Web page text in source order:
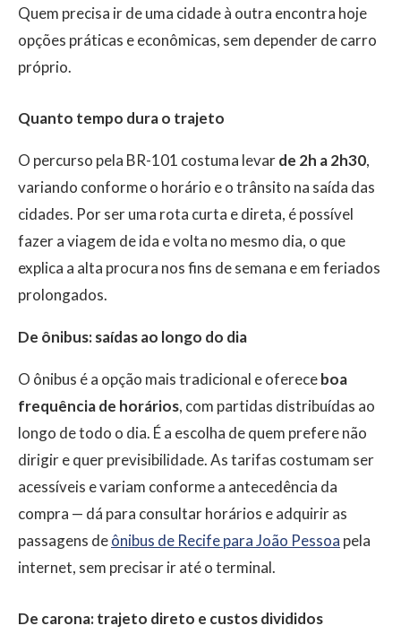
Quem precisa ir de uma cidade à outra encontra hoje
opções práticas e econômicas, sem depender de carro
próprio.
Quanto tempo dura o trajeto
O percurso pela BR-101 costuma levarde 2h a 2h30,
variando conforme o horário e o trânsito na saída das
cidades. Por ser uma rota curta e direta, é possível
fazer a viagem de ida e volta no mesmo dia, o que
explica a alta procura nos fins de semana e em feriados
prolongados.
De ônibus: saídas ao longo do dia
O ônibus é a opção mais tradicional e ofereceboa
frequência de horários, com partidas distribuídas ao
longo de todo o dia. É a escolha de quem prefere não
dirigir e quer previsibilidade. As tarifas costumam ser
acessíveis e variam conforme a antecedência da
compra — dá para consultar horários e adquirir as
passagens deônibus de Recife para João Pessoa pela
internet, sem precisar ir até o terminal.
De carona: trajeto direto e custos divididos